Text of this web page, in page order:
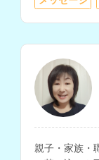
親子・家族・